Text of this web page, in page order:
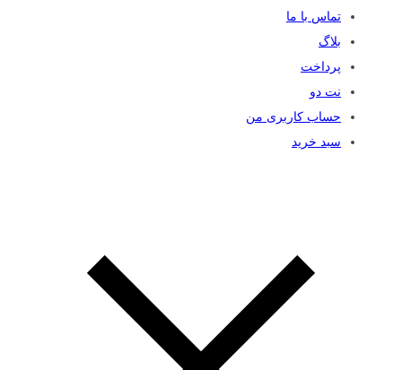
تماس با ما
بلاگ
پرداخت
نت دو
حساب کاربری من
سبد خرید